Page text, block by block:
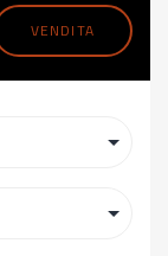
VENDITA